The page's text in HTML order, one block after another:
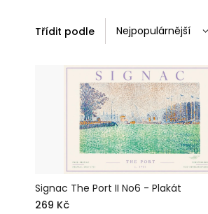
Třídit podle
Signac The Port II No6 - Plakát
269 Kč